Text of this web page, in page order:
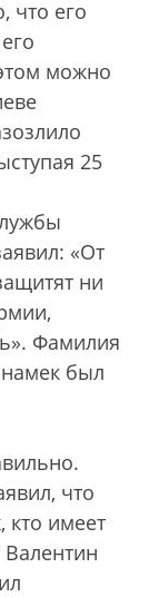
что его
можно
25
«От
ни
Фамилия
был
что
кто имеет